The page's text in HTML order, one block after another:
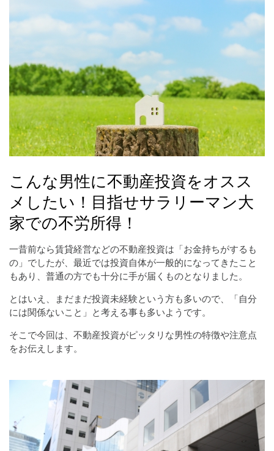
こんな男性に不動産投資をオスス
メしたい！目指せサラリーマン大
家での不労所得！
一昔前なら賃貸経営などの不動産投資は「お金持ちがするも
の」でしたが、最近では投資自体が一般的になってきたこと
もあり、普通の方でも十分に手が届くものとなりました。
とはいえ、まだまだ投資未経験という方も多いので、「自分
には関係ないこと」と考える事も多いようです。
そこで今回は、不動産投資がピッタリな男性の特徴や注意点
をお伝えします。